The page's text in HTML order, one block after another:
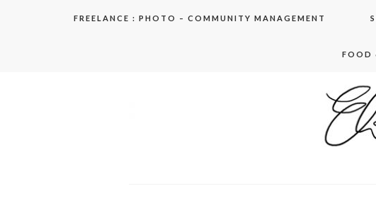
FREELANCE : PHOTO – COMMUNITY MANAGEMENT
FOOD
elodie